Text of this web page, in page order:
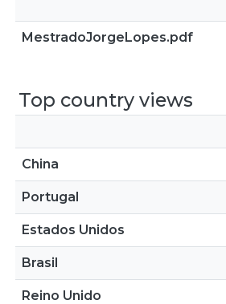
MestradoJorgeLopes.pdf
Top country views
China
Portugal
Estados Unidos
Brasil
Reino Unido